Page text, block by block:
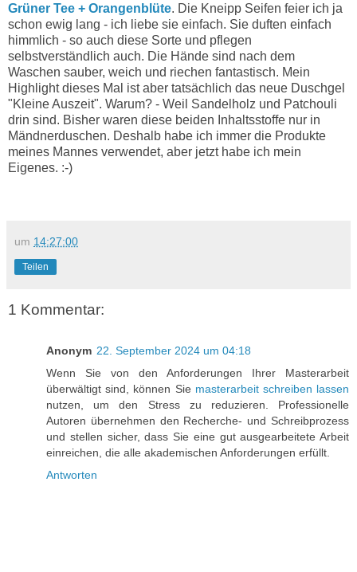
Grüner Tee + Orangenblüte. Die Kneipp Seifen feier ich ja
schon ewig lang - ich liebe sie einfach. Sie duften einfach
himmlich - so auch diese Sorte und pflegen
selbstverständlich auch. Die Hände sind nach dem
Waschen sauber, weich und riechen fantastisch. Mein
Highlight dieses Mal ist aber tatsächlich das neue Duschgel
"Kleine Auszeit". Warum? - Weil Sandelholz und Patchouli
drin sind. Bisher waren diese beiden Inhaltsstoffe nur in
Mändnerduschen. Deshalb habe ich immer die Produkte
meines Mannes verwendet, aber jetzt habe ich mein
Eigenes. :-)
um 14:27:00
Teilen
1 Kommentar:
Anonym 22. September 2024 um 04:18
Wenn Sie von den Anforderungen Ihrer Masterarbeit
überwältigt sind, können Sie masterarbeit schreiben lassen
nutzen, um den Stress zu reduzieren. Professionelle
Autoren übernehmen den Recherche- und Schreibprozess
und stellen sicher, dass Sie eine gut ausgearbeitete Arbeit
einreichen, die alle akademischen Anforderungen erfüllt.
Antworten